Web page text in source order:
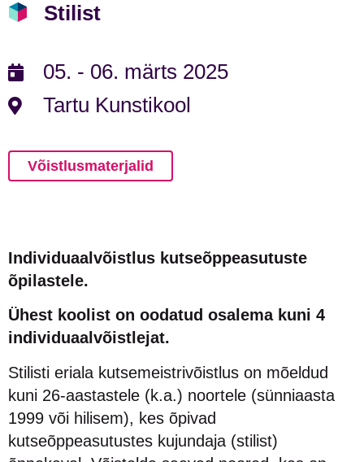
Stilist
05. - 06. märts 2025
Tartu Kunstikool
Võistlusmaterjalid
Individuaalvõistlus kutseõppeasutuste
õpilastele.
Ühest koolist on oodatud osalema kuni 4
individuaalvõistlejat.
Stilisti eriala kutsemeistrivõistlus on mõeldud
kuni 26-aastastele (k.a.) noortele (sünniaasta
1999 või hilisem), kes õpivad
kutseõppeasutustes kujundaja (stilist)